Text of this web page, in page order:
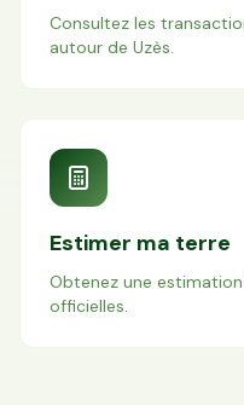
Consultez les
autour de Uzès.
Estimer ma terre
Obtenez une
officielles.